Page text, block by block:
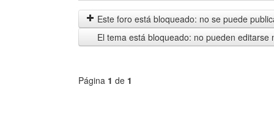
mensajes
anteriores
by
Este foro está bloqueado: no se puede
El tema está bloqueado: no pueden editarse
Página 1 de 1